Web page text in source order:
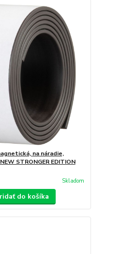
na náradie,
STRONGER EDITION
Skladom
do košíka